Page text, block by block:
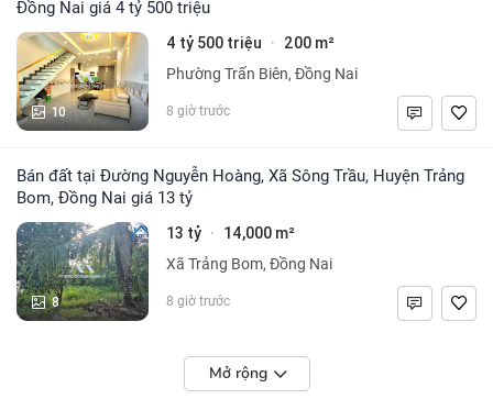
Đồng Nai giá 4 tỷ 500 triệu
10
4 tỷ 500 triệu · 200 m²
Phường Trấn Biên, Đồng Nai
8 giờ trước
Bán đất tại Đường Nguyễn Hoàng, Xã Sông Trầu, Huyện Trảng
Bom, Đồng Nai giá 13 tỷ
8
13 tỷ · 14,000 m²
Xã Trảng Bom, Đồng Nai
8 giờ trước
Mở rộng